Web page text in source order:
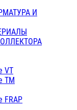
И
VT
ТМ
FRAP